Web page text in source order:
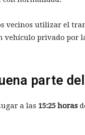
vecinos utilizar el
vehículo privado por
parte
a las 15:25 horas